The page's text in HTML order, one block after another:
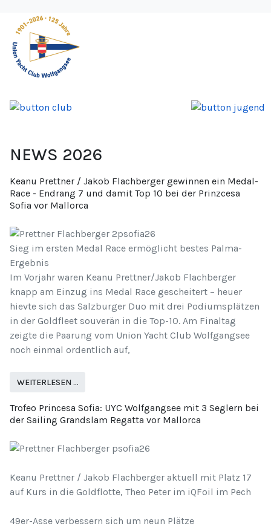
NEWS 2026
Keanu Prettner / Jakob Flachberger gewinnen ein Medal-
Race - Endrang 7 und damit Top 10 bei der Prinzcesa
Sofia vor Mallorca
Sieg im ersten Medal Race ermöglicht bestes Palma-
Ergebnis
Im Vorjahr waren Keanu Prettner/Jakob Flachberger
knapp am Einzug ins Medal Race gescheitert – heuer
hievte sich das Salzburger Duo mit drei Podiumsplätzen
in der Goldfleet souverän in die Top-10. Am Finaltag
zeigte die Paarung vom Union Yacht Club Wolfgangsee
noch einmal ordentlich auf,
WEITERLESEN …
Trofeo Princesa Sofia: UYC Wolfgangsee mit 3 Seglern bei
der Sailing Grandslam Regatta vor Mallorca
Keanu Prettner / Jakob Flachberger aktuell mit Platz 17
auf Kurs in die Goldflotte, Theo Peter im iQFoil im Pech
49er-Asse verbessern sich um neun Plätze